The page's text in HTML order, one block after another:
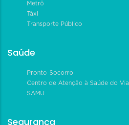
Metrô
Táxi
Transporte Público
Saúde
Pronto-Socorro
Centro de Atenção à Saúde do
SAMU
Segurança